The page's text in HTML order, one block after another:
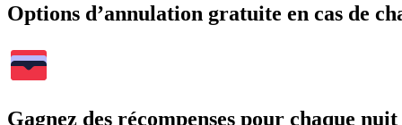
Options d’annulation gratuite en cas de
Gagnez des récompenses pour chaque